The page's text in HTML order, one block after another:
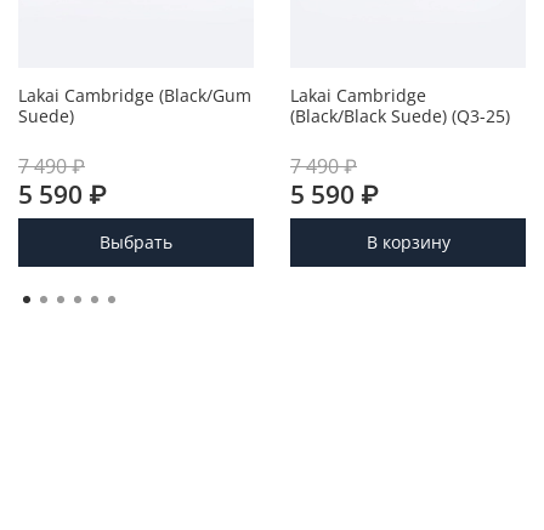
Lakai Cambridge (Black/Gum
Suede)
7 490 ₽
5 590 ₽
Выбрать
Lakai Cambridge
(Black/Black Suede) (Q3-25)
7 490 ₽
5 590 ₽
В корзину